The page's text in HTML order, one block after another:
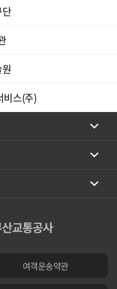
비스(주)
여객운송약관